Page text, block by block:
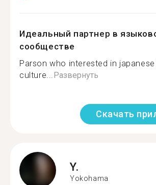
Идеальный партнер в
сообществе
Parson who interested in japanese
culture...Развернуть
Скачать
Y.
Yokohama